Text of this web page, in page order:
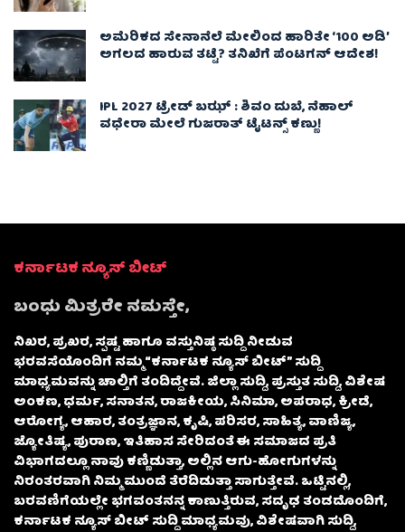
ಅಮೆರಿಕದ ಸೇನಾನೆಲೆ ಮೇಲಿಂದ ಹಾರಿತೇ ‘100 ಅಡಿ’
ಅಗಲದ ಹಾರುವ ತಟ್ಟೆ? ತನಿಖೆಗೆ ಪೆಂಟಗನ್ ಆದೇಶ!
IPL 2027 ಟ್ರೇಡ್‌ ಬಝ್ : ಶಿವಂ ದುಬೆ, ನೆಹಾಲ್
ವಧೇರಾ ಮೇಲೆ ಗುಜರಾತ್ ಟೈಟನ್ಸ್ ಕಣ್ಣು!
ಕರ್ನಾಟಕ ನ್ಯೂಸ್ ಬೀಟ್
ಬಂಧು ಮಿತ್ರರೇ ನಮಸ್ತೇ,
ನಿಖರ, ಪ್ರಖರ, ಸ್ಪಷ್ಟ ಹಾಗೂ ವಸ್ತುನಿಷ್ಠ ಸುದ್ದಿ ನೀಡುವ
ಭರವಸೆಯೊಂದಿಗೆ ನಮ್ಮ “ಕರ್ನಾಟಕ ನ್ಯೂಸ್ ಬೀಟ್” ಸುದ್ದಿ
ಮಾಧ್ಯಮವನ್ನು ಚಾಲ್ತಿಗೆ ತಂದಿದ್ದೇವೆ. ಜಿಲ್ಲಾ ಸುದ್ದಿ, ಪ್ರಸ್ತುತ ಸುದ್ದಿ, ವಿಶೇಷ
ಅಂಕಣ, ಧರ್ಮ, ಸನಾತನ, ರಾಜಕೀಯ, ಸಿನಿಮಾ, ಅಪರಾಧ, ಕ್ರೀಡೆ,
ಆರೋಗ್ಯ, ಆಹಾರ, ತಂತ್ರಜ್ಞಾನ, ಕೃಷಿ, ಪರಿಸರ, ಸಾಹಿತ್ಯ, ವಾಣಿಜ್ಯ,
ಜ್ಯೋತಿಷ್ಯ, ಪುರಾಣ, ಇತಿಹಾಸ ಸೇರಿದಂತೆ ಈ ಸಮಾಜದ ಪ್ರತಿ
ವಿಭಾಗದಲ್ಲೂ ನಾವು ಕಣ್ಣಿಡುತ್ತಾ, ಅಲ್ಲಿನ ಆಗು-ಹೋಗುಗಳನ್ನು
ನಿರಂತರವಾಗಿ ನಿಮ್ಮ ಮುಂದೆ ತೆರೆದಿಡುತ್ತಾ ಸಾಗುತ್ತೇವೆ. ಒಟ್ಟಿನಲ್ಲಿ,
ಬರವಣಿಗೆಯಲ್ಲೇ ಭಗವಂತನನ್ನ ಕಾಣುತ್ತಿರುವ, ಸದೃಢ ತಂಡದೊಂದಿಗೆ,
ಕರ್ನಾಟಕ ನ್ಯೂಸ್ ಬೀಟ್ ಸುದ್ದಿ ಮಾಧ್ಯಮವು, ವಿಶೇಷವಾಗಿ ಸುದ್ದಿ,